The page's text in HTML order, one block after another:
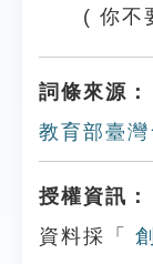
( 你不
詞條來源：
教育部臺
授權資訊：
資料採「